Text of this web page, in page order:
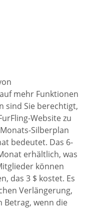
mehr Funktionen
sind Sie berechtigt,
Website zu
Silberplan
bedeutet. Das 6-
erhältlich, was
können
das 3 $ kostet. Es
Verlängerung,
wenn die